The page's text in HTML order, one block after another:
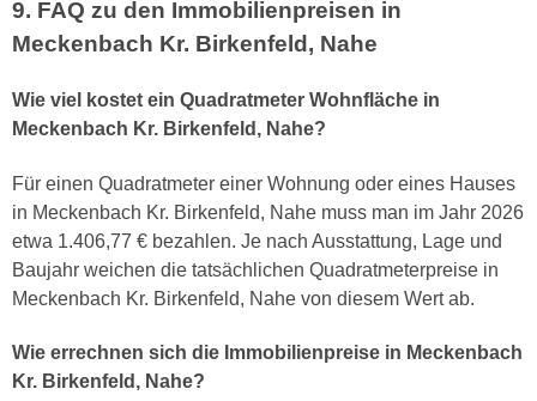
9. FAQ zu den Immobilienpreisen in
Meckenbach Kr. Birkenfeld, Nahe
Wie viel kostet ein Quadratmeter Wohnfläche in
Meckenbach Kr. Birkenfeld, Nahe?
Für einen Quadratmeter einer Wohnung oder eines Hauses
in Meckenbach Kr. Birkenfeld, Nahe muss man im Jahr 2026
etwa 1.406,77 € bezahlen. Je nach Ausstattung, Lage und
Baujahr weichen die tatsächlichen Quadratmeterpreise in
Meckenbach Kr. Birkenfeld, Nahe von diesem Wert ab.
Wie errechnen sich die Immobilienpreise in Meckenbach
Kr. Birkenfeld, Nahe?